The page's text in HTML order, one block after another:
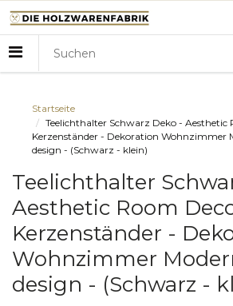
Startseite
Teelichthalter Schwarz Deko - Aesthetic
Kerzenständer - Dekoration Wohnzimmer
design - (Schwarz - klein)
Teelichthalter
Aesthetic Room
Kerzenständer -
Wohnzimmer
design - (Schwarz -